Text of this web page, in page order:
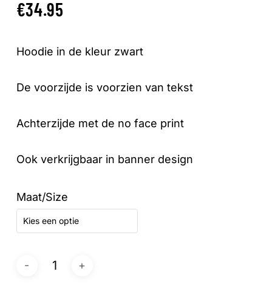
€34.95
Hoodie in de kleur zwart
De voorzijde is voorzien van tekst
Achterzijde met de no face print
Ook verkrijgbaar in banner design
Maat/Size
Kies een optie